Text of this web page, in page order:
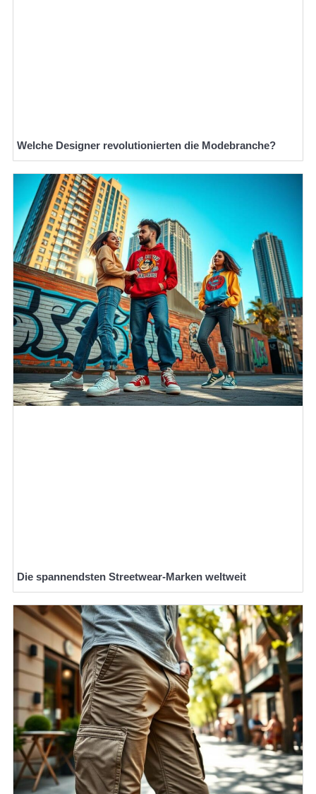
Welche Designer revolutionierten die Modebranche?
Die spannendsten Streetwear-Marken weltweit